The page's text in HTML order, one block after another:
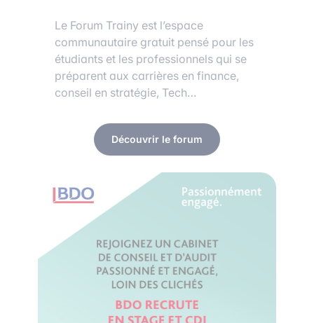
Le Forum Trainy est l’espace
communautaire gratuit pensé pour les
étudiants et les professionnels qui se
préparent aux carrières en finance,
conseil en stratégie, Tech…
Découvrir le forum